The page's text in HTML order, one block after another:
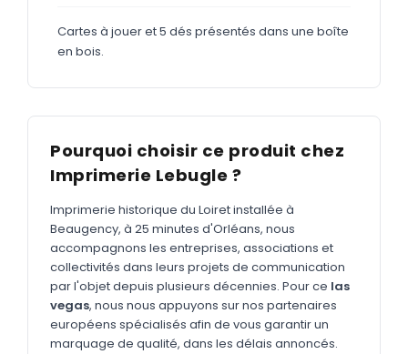
ADHÉSIFS
Adhésifs vitrine
MARQUAGE TEXTILE
Tee-shirts Nouveau
Polos Nouveau
Sweatshirts
GOODIES
Catalogue complet Nouveau
Cartes à jouer et 5 dés présentés dans une boîte
en bois.
Pourquoi choisir ce produit chez
Imprimerie Lebugle ?
Imprimerie historique du Loiret installée à
Beaugency, à 25 minutes d'Orléans, nous
accompagnons les entreprises, associations et
collectivités dans leurs projets de communication
par l'objet depuis plusieurs décennies. Pour ce las
vegas, nous nous appuyons sur nos partenaires
européens spécialisés afin de vous garantir un
marquage de qualité, dans les délais annoncés.